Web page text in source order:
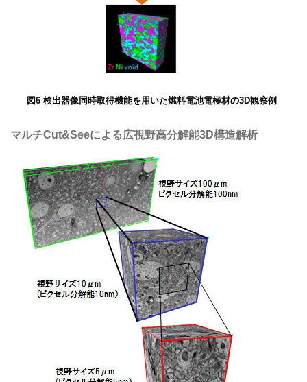
図6 検出器像同時取得機能を用いた燃料電池電極材の3D観察例
マルチCut&Seeによる広視野高分解能3D構造解析